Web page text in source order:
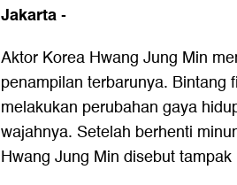
Jakarta-
Aktor Korea Hwang Jung Min
penampilan terbarunya. Bintang
melakukan perubahan gaya
wajahnya. Setelah berhenti
Hwang Jung Min disebut